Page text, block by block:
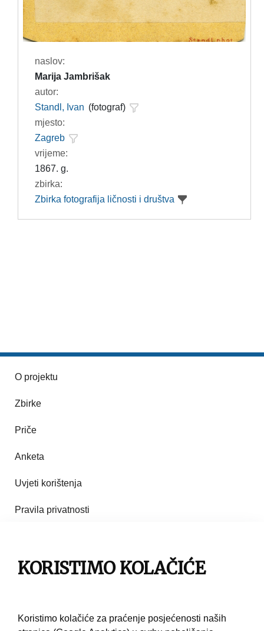
naslov:
Marija Jambrišak
autor:
Standl, Ivan (fotograf)
mjesto:
Zagreb
vrijeme:
1867. g.
zbirka:
Zbirka fotografija ličnosti i društva
O projektu
Zbirke
Priče
Anketa
Uvjeti korištenja
Pravila privatnosti
Pravila korištenja
KORISTIMO KOLAČIĆE
Koristimo kolačiće za praćenje posjećenosti naših